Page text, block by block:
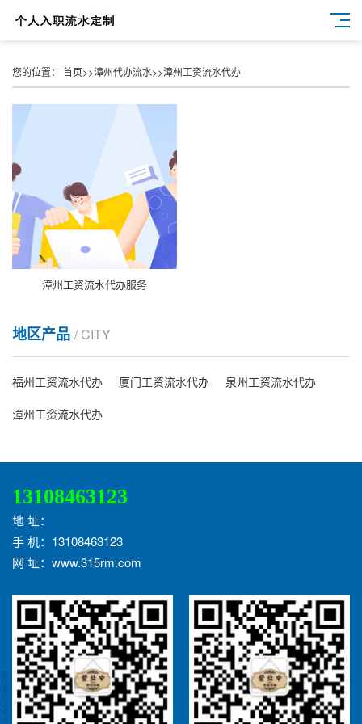
您的位置： 首页>>漳州代办流水>>漳州工资流水代办
漳州工资流水代办服务
地区产品 / CITY
福州工资流水代办 厦门工资流水代办
泉州工资流水代办
漳州工资流水代办
13108463123
地 址：
手 机：13108463123
网 址：www.315rm.com